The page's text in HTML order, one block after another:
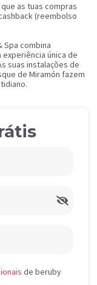
as tuas compras
(reembolso
Spa combina
única de
suas instalações de
de Miramón fazem
de beruby